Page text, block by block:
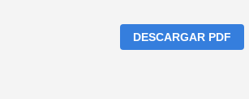
DESCARGAR PDF